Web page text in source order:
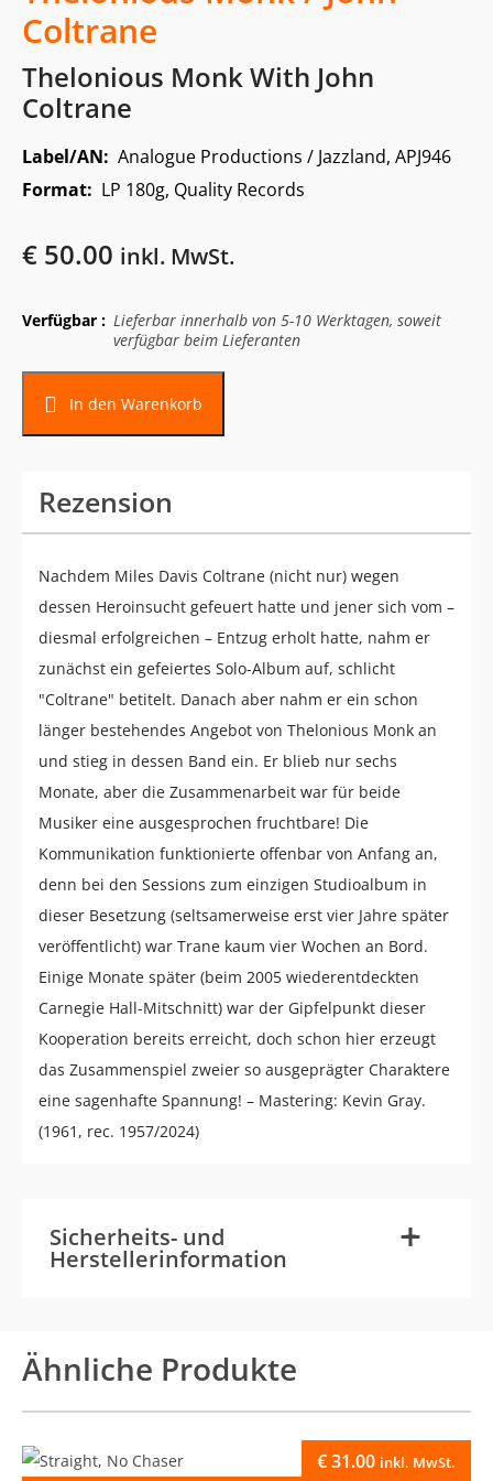
Coltrane
Thelonious Monk With John
Coltrane
Label/AN: Analogue Productions / Jazzland, APJ946
Format: LP 180g, Quality Records
€ 50.00 inkl. MwSt.
Verfügbar : Lieferbar innerhalb von 5-10 Werktagen, soweit
verfügbar beim Lieferanten
In den Warenkorb
Rezension
Nachdem Miles Davis Coltrane (nicht nur) wegen
dessen Heroinsucht gefeuert hatte und jener sich vom –
diesmal erfolgreichen – Entzug erholt hatte, nahm er
zunächst ein gefeiertes Solo-Album auf, schlicht
"Coltrane" betitelt. Danach aber nahm er ein schon
länger bestehendes Angebot von Thelonious Monk an
und stieg in dessen Band ein. Er blieb nur sechs
Monate, aber die Zusammenarbeit war für beide
Musiker eine ausgesprochen fruchtbare! Die
Kommunikation funktionierte offenbar von Anfang an,
denn bei den Sessions zum einzigen Studioalbum in
dieser Besetzung (seltsamerweise erst vier Jahre später
veröffentlicht) war Trane kaum vier Wochen an Bord.
Einige Monate später (beim 2005 wiederentdeckten
Carnegie Hall-Mitschnitt) war der Gipfelpunkt dieser
Kooperation bereits erreicht, doch schon hier erzeugt
das Zusammenspiel zweier so ausgeprägter Charaktere
eine sagenhafte Spannung! – Mastering: Kevin Gray.
(1961, rec. 1957/2024)
Sicherheits- und
Herstellerinformation +
-
Ähnliche Produkte
€31.00 inkl. MwSt.